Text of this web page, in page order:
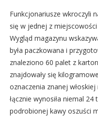
Funkcjonariusze wkroczyli
się w jednej z
Wygląd magazynu
była paczkowana i
znaleziono 60 palet z
znajdowały się
oznaczenia znanej
łącznie wynosiła niemal
podrobionej kawy oszuści